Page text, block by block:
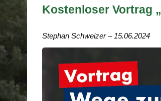
Kostenloser Vortrag
Stephan Schweizer – 15.06.2024